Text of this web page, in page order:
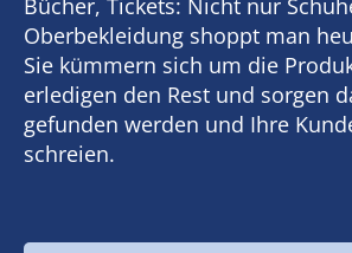
Oberbekleidung shoppt man
Sie kümmern sich um die
erledigen den Rest und sorgen
gefunden werden und Ihre
schreien.